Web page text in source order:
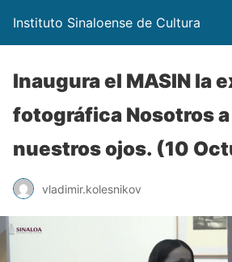
Instituto Sinaloense de Cultura
Inaugura el MASIN la
fotográfica Nosotros
nuestros ojos. (10
vladimir.kolesnikov